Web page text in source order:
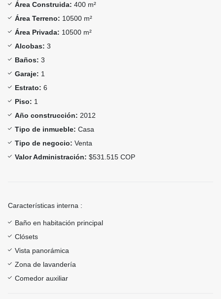
Área Construida: 400 m²
Área Terreno: 10500 m²
Área Privada: 10500 m²
Alcobas: 3
Baños: 3
Garaje: 1
Estrato: 6
Piso: 1
Año construcción: 2012
Tipo de inmueble: Casa
Tipo de negocio: Venta
Valor Administración: $531.515 COP
Características interna :
Baño en habitación principal
Clósets
Vista panorámica
Zona de lavandería
Comedor auxiliar